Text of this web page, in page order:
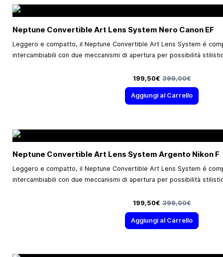
Neptune Convertible Art Lens System Nero Canon EF
Leggero e compatto, il Neptune Convertible Art Lens System é
intercambiabili con due meccanismi di apertura per possibilità
Prezzo speciale
199,50€ Prezzo predefinito
399,00€
Aggiungi al Carrello
Neptune Convertible Art Lens System Argento Nikon F
Leggero e compatto, il Neptune Convertible Art Lens System é
intercambiabili con due meccanismi di apertura per possibilità
Prezzo speciale
199,50€ Prezzo predefinito
399,00€
Aggiungi al Carrello